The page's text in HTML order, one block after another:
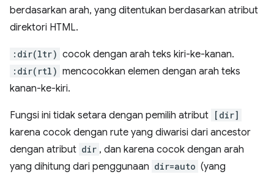
berdasarkan arah, yang ditentukan berdasarkan atribut
direktori HTML.
:dir(ltr) cocok dengan arah teks kiri-ke-kanan.
:dir(rtl) mencocokkan elemen dengan arah teks
kanan-ke-kiri.
Fungsi ini tidak setara dengan pemilih atribut [dir]
karena cocok dengan rute yang diwarisi dari ancestor
dengan atribut dir , dan karena cocok dengan arah
yang dihitung dari penggunaan dir=auto (yang